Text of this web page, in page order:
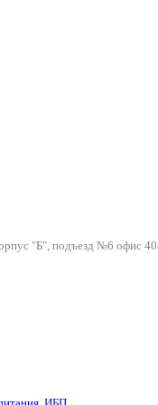
"Б", подъезд №6 офис